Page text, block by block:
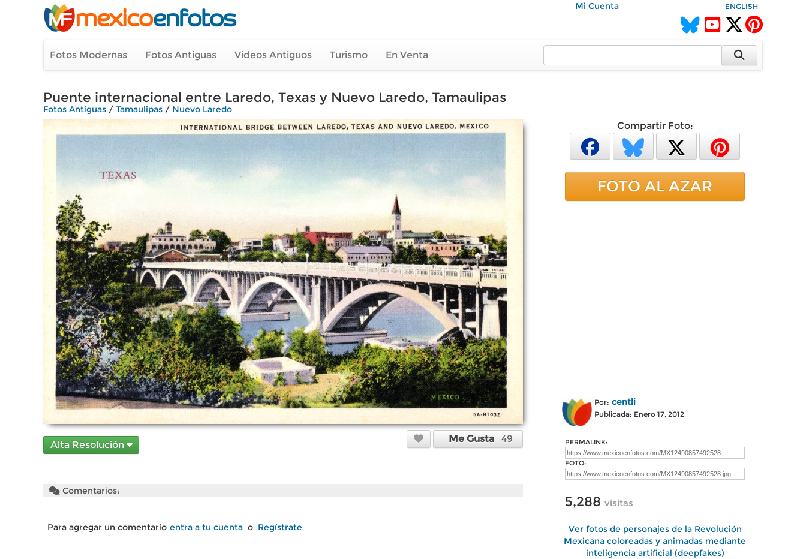
Mi Cuenta ENGLISH
Fotos Modernas Fotos Antiguas Videos Antiguos Turismo En Venta
Puente internacional entre Laredo, Texas y Nuevo Laredo, Tamaulipas
Fotos Antiguas / Tamaulipas / Nuevo Laredo
Alta Resolución
Me Gusta 49
Comentarios:
Para agregar un comentario entra a tu cuenta o Regístrate
Compartir Foto:
FOTO AL AZAR
Por: centli
Publicada: Enero 17, 2012
PERMALINK:
FOTO:
5,288 visitas
Ver fotos de personajes de la Revolución
Mexicana coloreadas y animadas mediante
inteligencia artificial (deepfakes)